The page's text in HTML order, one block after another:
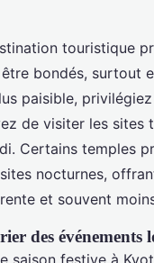
touristique
bondés, surtout
paisible,
de visiter les sites
Certains temples
nocturnes,
et souvent
des événements